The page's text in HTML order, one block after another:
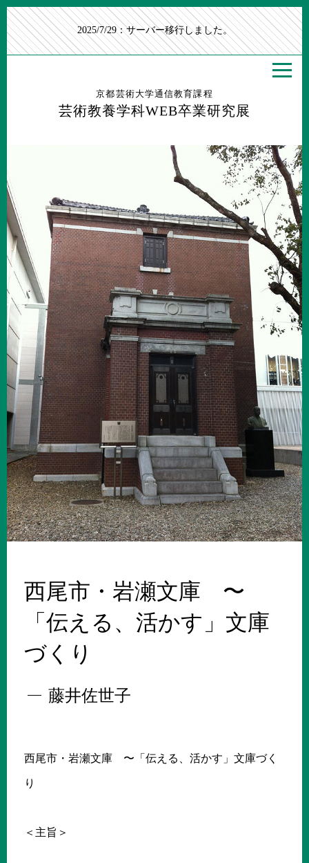
2025/7/29：サーバー移行しました。
京都芸術大学通信教育課程
芸術教養学科WEB卒業研究展
西尾市・岩瀬文庫 〜
「伝える、活かす」文庫
づくり
藤井佐世子
西尾市・岩瀬文庫 〜「伝える、活かす」文庫づく
り
＜主旨＞